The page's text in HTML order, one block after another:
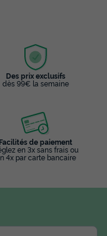
Des prix exclusifs
dès 99€ la semaine
Facilités de paiement
en 3x sans frais ou
4x par carte bancaire